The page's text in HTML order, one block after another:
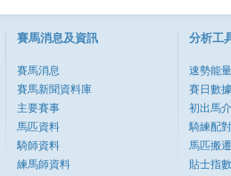
賽馬消息及資訊
賽馬消息
賽馬新聞資料庫
主要賽事
馬匹資料
騎師資料
練馬師資料
分析工
速勢能量
賽日數據
初出馬
騎練配
馬匹搬
貼士指數